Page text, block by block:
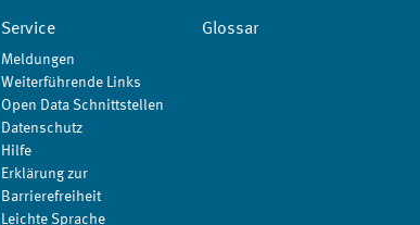
Service
Meldungen
Weiterführende Links
Open Data Schnittstellen
Datenschutz
Hilfe
Erklärung zur
Barrierefreiheit
Leichte Sprache
Glossar